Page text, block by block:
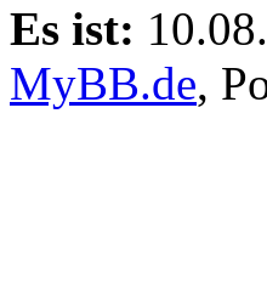
Es ist:
MyBB.de,